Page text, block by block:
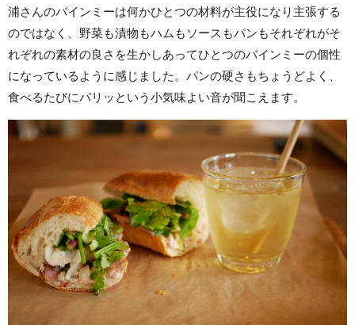
浦さんのバインミーは何かひとつの材料が主役になり主張する
のではなく、野菜も漬物もハムもソースもパンもそれぞれがそ
れぞれの素材の良さを生かしあってひとつのバインミーの個性
になっているように感じました。パンの硬さもちょうどよく、
食べるたびにパリッという小気味よい音が聞こえます。